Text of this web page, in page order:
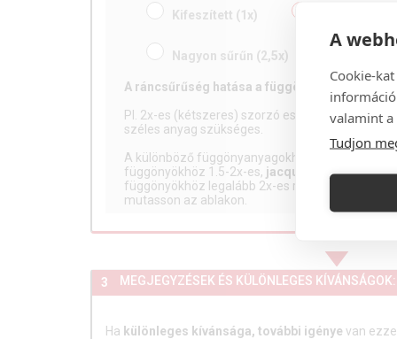
A
Cookie-
valamint a
Tudjon
Kifeszített (1x)
Nagyon sűrűn (2,5x)
A ráncsűrűség hatása a függöny
Pl. 2x-es (kétszeres) szorzó esetén egy 100 cm
széles anyag szükséges.
A különböző függönyanyagokhoz eltérő sűrűség
függönyökhöz 1.5-2x-es, jacquard
függönyökhöz legalább 2x-es ráncsűrűség
mutasson az ablakon.
3 MEGJEGYZÉSEK ÉS KÜLÖNLEGES KÍVÁNSÁGOK:
Ha különleges kívánsága, további igénye van